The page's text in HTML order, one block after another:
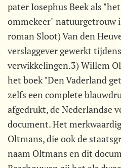
pater Iosephus Beek als
ommekeer" natuurgetrouw
roman Sloot) Van den
verslaggever gewerkt
verwikkelingen.3) Willem
het boek "Den Vaderland
zelfs een complete
afgedrukt, de Nederlandse
document. Het
Oltmans, die ook de
naam Oltmans en dit